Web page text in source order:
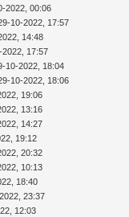
2022, 00:06
10-2022, 17:57
14:48
17:57
10-2022, 18:04
10-2022, 18:06
19:06
13:16
14:27
19:12
20:32
10:13
18:40
23:37
12:03